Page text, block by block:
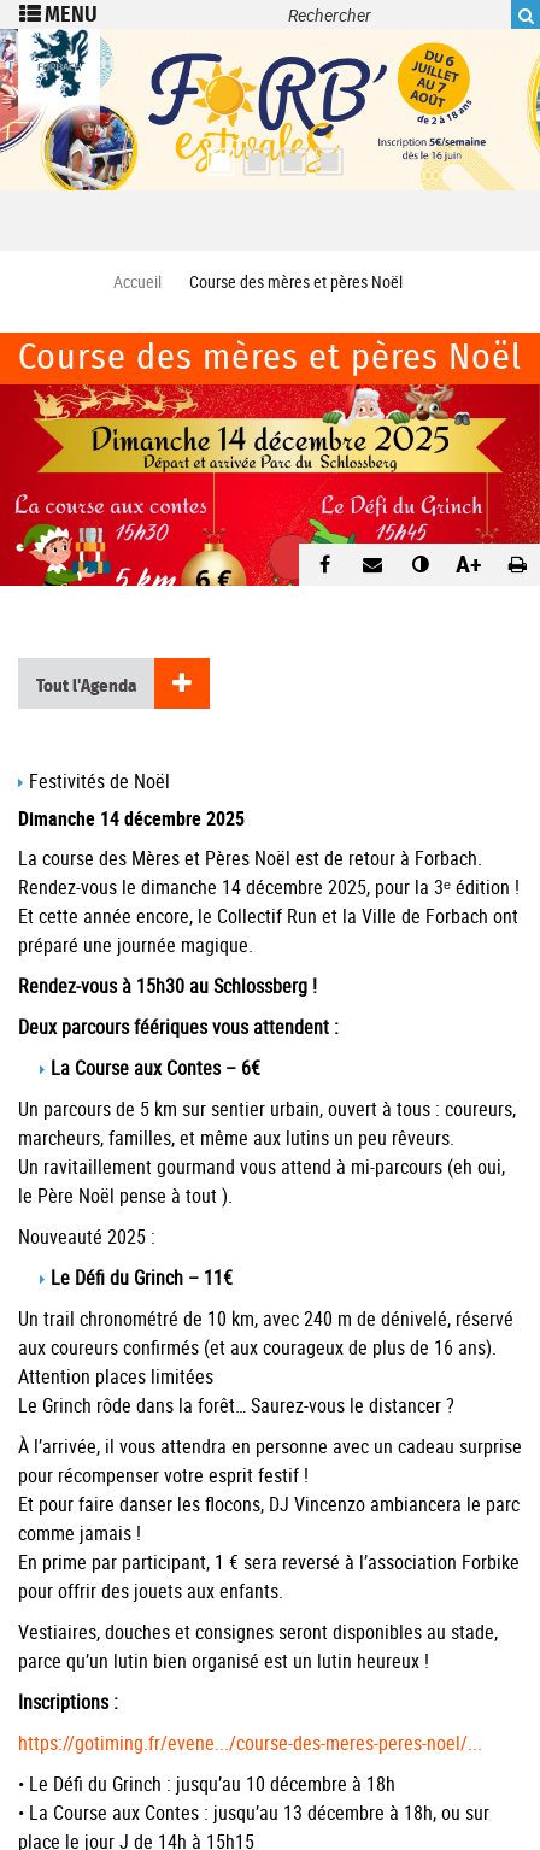
Aller au contenu principal
Recherche
Accueil Course des mères et pères Noël
Course des mères et pères Noël
A+
Tout l'Agenda
Festivités de Noël
Dimanche 14 décembre 2025
La course des Mères et Pères Noël est de retour à Forbach.
Rendez-vous le dimanche 14 décembre 2025, pour la 3ᵉ édition !
Et cette année encore, le Collectif Run et la Ville de Forbach ont
préparé une journée magique.
Rendez-vous à 15h30 au Schlossberg !
Deux parcours féériques vous attendent :
La Course aux Contes – 6€
Un parcours de 5 km sur sentier urbain, ouvert à tous : coureurs,
marcheurs, familles, et même aux lutins un peu rêveurs.
Un ravitaillement gourmand vous attend à mi-parcours (eh oui,
le Père Noël pense à tout ).
Nouveauté 2025 :
Le Défi du Grinch – 11€
Un trail chronométré de 10 km, avec 240 m de dénivelé, réservé
aux coureurs confirmés (et aux courageux de plus de 16 ans).
Attention places limitées
Le Grinch rôde dans la forêt… Saurez-vous le distancer ?
À l’arrivée, il vous attendra en personne avec un cadeau surprise
pour récompenser votre esprit festif !
Et pour faire danser les flocons, DJ Vincenzo ambiancera le parc
comme jamais !
En prime par participant, 1 € sera reversé à l’association Forbike
pour offrir des jouets aux enfants.
Vestiaires, douches et consignes seront disponibles au stade,
parce qu’un lutin bien organisé est un lutin heureux !
Inscriptions :
https://gotiming.fr/evene.../course-des-meres-peres-noel/...
• Le Défi du Grinch : jusqu’au 10 décembre à 18h
• La Course aux Contes : jusqu’au 13 décembre à 18h, ou sur
place le jour J de 14h à 15h15